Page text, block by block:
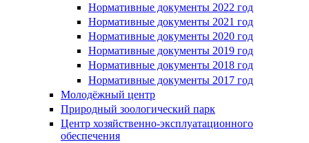
Нормативные документы 2022 год
Нормативные документы 2021 год
Нормативные документы 2020 год
Нормативные документы 2019 год
Нормативные документы 2018 год
Нормативные документы 2017 год
Молодёжный центр
Природный зоологический парк
Центр хозяйственно-эксплуатационного
обеспечения